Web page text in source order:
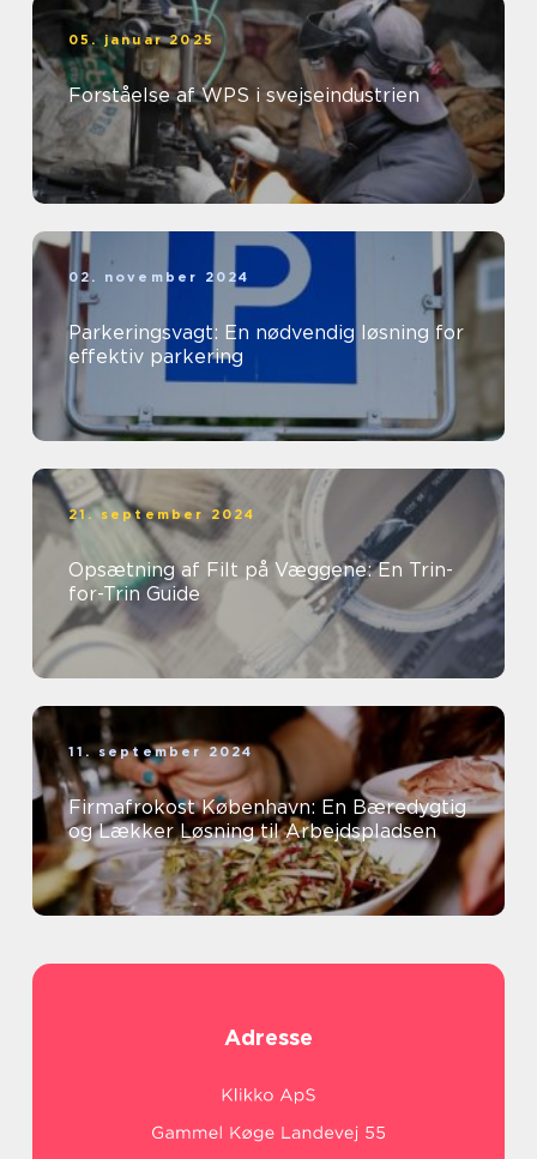
05. januar 2025
Forståelse af WPS i svejseindustrien
02. november 2024
Parkeringsvagt: En nødvendig løsning for
effektiv parkering
21. september 2024
Opsætning af Filt på Væggene: En Trin-
for-Trin Guide
11. september 2024
Firmafrokost København: En Bæredygtig
og Lækker Løsning til Arbejdspladsen
Adresse